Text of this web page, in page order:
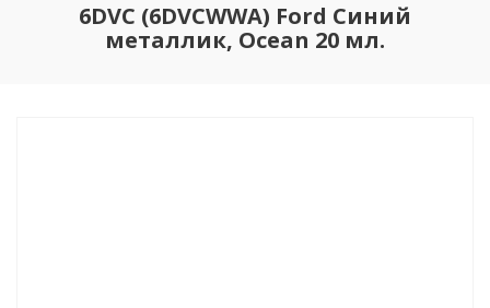
6DVC (6DVCWWA) Ford Синий
металлик, Ocean 20 мл.